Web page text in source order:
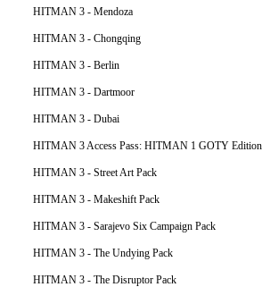
HITMAN 3 - Mendoza
HITMAN 3 - Chongqing
HITMAN 3 - Berlin
HITMAN 3 - Dartmoor
HITMAN 3 - Dubai
HITMAN 3 Access Pass: HITMAN 1 GOTY Edition
HITMAN 3 - Street Art Pack
HITMAN 3 - Makeshift Pack
HITMAN 3 - Sarajevo Six Campaign Pack
HITMAN 3 - The Undying Pack
HITMAN 3 - The Disruptor Pack